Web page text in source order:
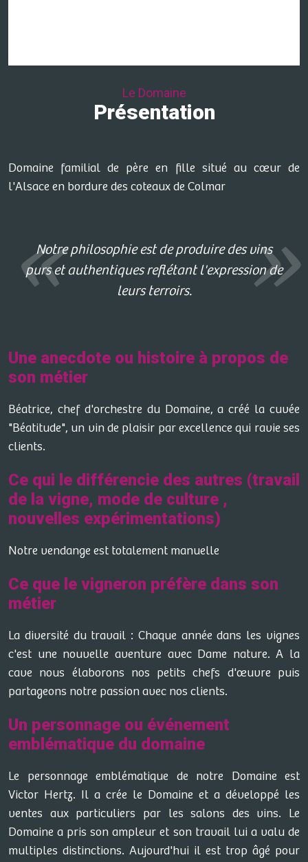
Le Domaine
Présentation
Domaine familial de père en fille situé au cœur de
l'Alsace en bordure des coteaux de Colmar
Notre philosophie est de produire des vins
purs et authentiques reflétant l'expression de
leurs terroirs.
Une anecdote ou histoire à propos de
son métier
Béatrice, chef d'orchestre du Domaine, a créé la cuvée
"Béatitude", un vin de plaisir par excellence qui ravie ses
clients.
Ce qui le différencie des autres (travail
de la vigne, mode de culture ,
nouvelles expérimentations)
Notre vendange est totalement manuelle
Ce que le vigneron préfère dans son
métier
La diversité du travail : Chaque année dans les vignes
c'est une nouvelle aventure avec Dame nature. A la
cave nous élaborons nos petits chefs d'œuvre puis
partageons notre passion avec nos clients.
Un personnage ou événement
emblématique du domaine
Le personnage emblématique de notre Domaine est
Victor Hertz. Il a crée le Domaine et a développé les
ventes aux particuliers par les salons des vins. Le
Domaine a pris son ampleur et son travail lui a valu de
multiples distinctions. Aujourd'hui il est trop âgé pour